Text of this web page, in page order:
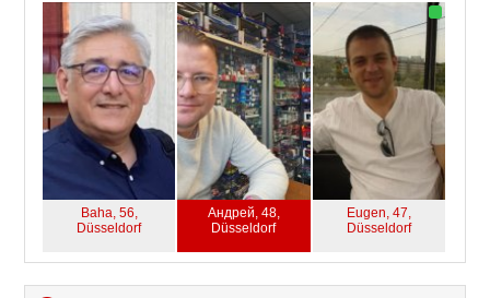
collapse
contents
Baha, 56,
Düsseldorf
Андрей, 48,
Düsseldorf
Eugen, 47,
Düsseldorf